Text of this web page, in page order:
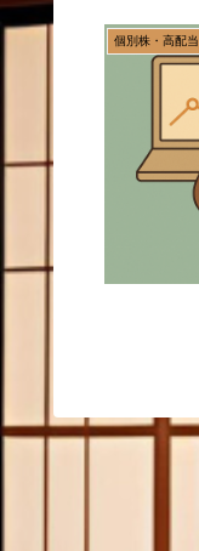
個別株・高配当